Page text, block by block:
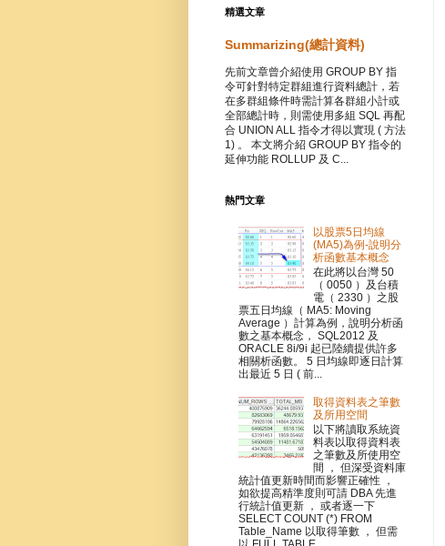
精選文章
Summarizing(總計資料)
先前文章曾介紹使用 GROUP BY 指
令可針對特定群組進行資料總計，若
在多群組條件時需計算各群組小計或
全部總計時，則需使用多組 SQL 再配
合 UNION ALL 指令才得以實現 ( 方法
1) 。 本文將介紹 GROUP BY 指令的
延伸功能 ROLLUP 及 C...
熱門文章
以股票5日均線
(MA5)為例-說明分
析函數基本概念
在此將以台灣 50
（ 0050 ）及台積
電（ 2330 ）之股
票五日均線（ MA5: Moving
Average ）計算為例，說明分析函
數之基本概念， SQL2012 及
ORACLE 8i/9i 起已陸續提供許多
相關析函數。 5 日均線即逐日計算
出最近 5 日 ( 前...
取得資料表之筆數
及所用空間
以下將讀取系統資
料表以取得資料表
之筆數及所使用空
間 ， 但深受資料庫
統計值更新時間而影響正確性 ，
如欲提高精準度則可請 DBA 先進
行統計值更新 ， 或者逐一下
SELECT COUNT (*) FROM
Table_Name 以取得筆數 ， 但需